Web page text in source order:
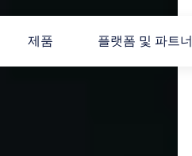
제품 플랫폼 및 파트너